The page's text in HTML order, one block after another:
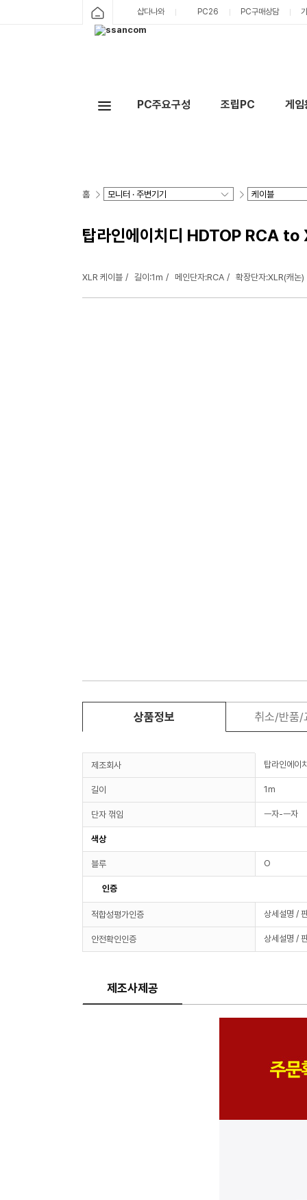
샵다나와 PC26 PC구매상담
PC주요구성 조립PC 게
홈
탑라인에이치디 HDTOP RCA
XLR 케이블 길이:1m 메인단자:RCA 확장단자:XLR(캐논)
상품정보 취소/반품/
제조회사 탑라인에이
길이 1m
단자 꺾임 ㅡ자-ㅡ자
색상
블루 O
인증
적합성평가인증 상세설명 /
안전확인인증 상세설명 /
제조사제공